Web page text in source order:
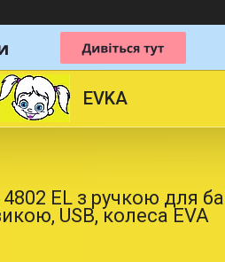
EVKA
EL з ручкою для
USB, колеса EVA